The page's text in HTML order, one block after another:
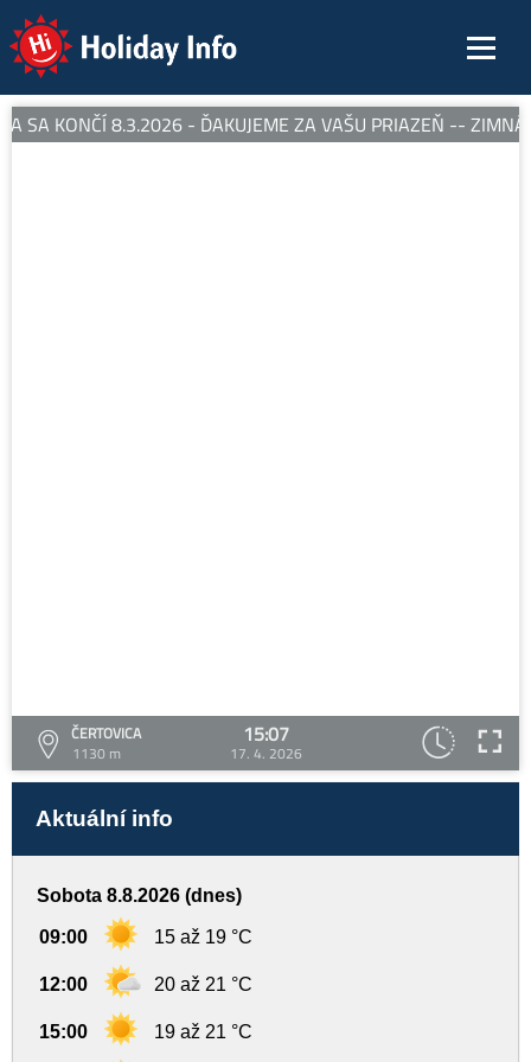
Holiday Info
SA KONČÍ 8.3.2026 - ĎAKUJEME ZA VAŠU PRIAZEŇ -- ZIMNÁ
ČERTOVICA
1130 m
15:07
17. 4. 2026
Aktuální info
Sobota 8.8.2026 (dnes)
09:00 15 až 19 °C
12:00 20 až 21 °C
15:00 19 až 21 °C